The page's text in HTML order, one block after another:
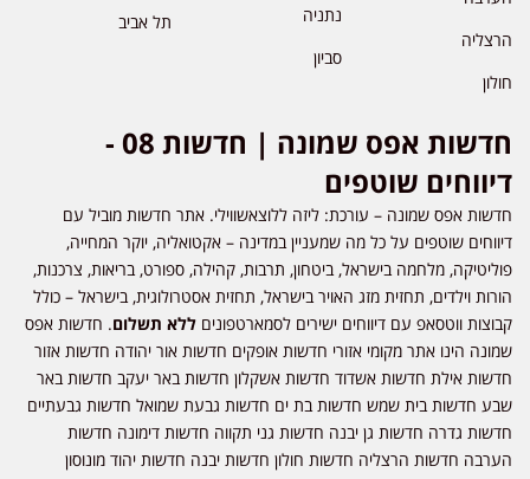
הרצליה
חולון
נתניה
סביון
תל אביב
חדשות אפס שמונה | חדשות 08 -
דיווחים שוטפים
חדשות אפס שמונה – עורכת: ליזה ללוצאשווילי. אתר חדשות מוביל עם
דיווחים שוטפים על כל מה שמעניין במדינה – אקטואליה, יוקר המחייה,
פוליטיקה, מלחמה בישראל, ביטחון, תרבות, קהילה, ספורט, בריאות, צרכנות,
הורות וילדים, תחזית מזג האויר בישראל, תחזית אסטרולוגית, בישראל – כולל
קבוצות ווטסאפ עם דיווחים ישירים לסמארטפונים ללא תשלום. חדשות אפס
שמונה הינו אתר מקומי אזורי חדשות אופקים חדשות אור יהודה חדשות אזור
חדשות אילת חדשות אשדוד חדשות אשקלון חדשות באר יעקב חדשות באר
שבע חדשות בית שמש חדשות בת ים חדשות גבעת שמואל חדשות גבעתיים
חדשות גדרה חדשות גן יבנה חדשות גני תקווה חדשות דימונה חדשות
הערבה חדשות הרצליה חדשות חולון חדשות יבנה חדשות יהוד מונוסון